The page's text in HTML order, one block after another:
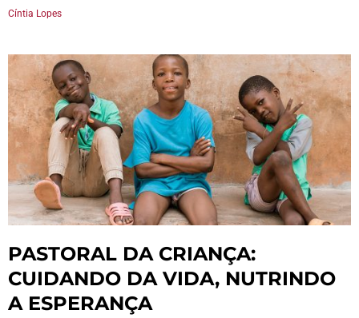
Cíntia Lopes
PASTORAL DA CRIANÇA:
CUIDANDO DA VIDA, NUTRINDO
A ESPERANÇA